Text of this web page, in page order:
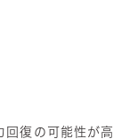
回復の可能性が高